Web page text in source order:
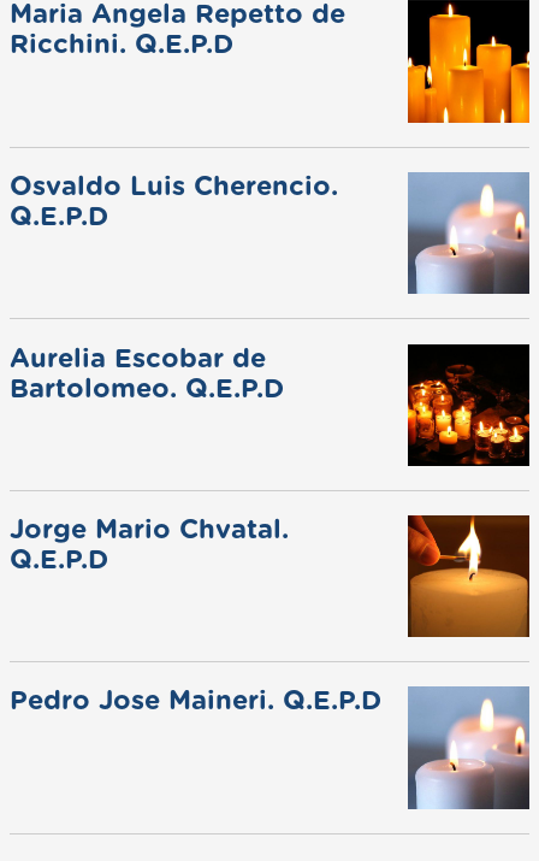
Maria Angela Repetto de
Ricchini. Q.E.P.D
Osvaldo Luis Cherencio.
Q.E.P.D
Aurelia Escobar de
Bartolomeo. Q.E.P.D
Jorge Mario Chvatal.
Q.E.P.D
Pedro Jose Maineri. Q.E.P.D